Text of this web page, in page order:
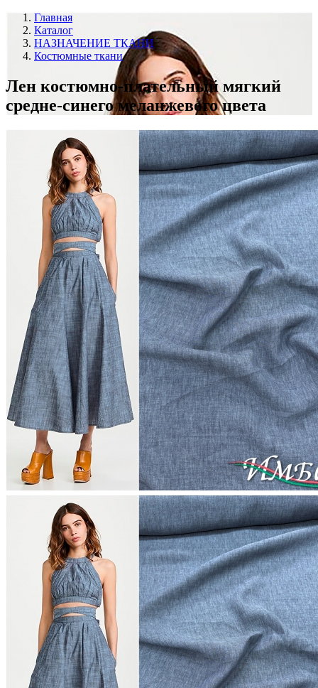
Главная
Каталог
НАЗНАЧЕНИЕ ТКАНИ
Костюмные ткани
Лен костюмно-плательный мягкий
средне-синего меланжевого цвета